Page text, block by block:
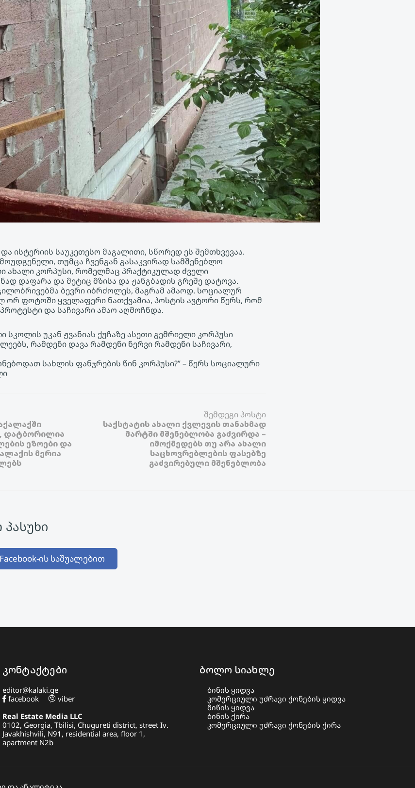
ისტერიის საუკეთესო მაგალითი, სწორედ ეს შემთხვევაა.
თუმცა ჩვენგან გასაკვირად სამშენებლო
ახალი კორპუსი, რომელმაც პრაქტიკულად ძველი
დაფარა და მეტიც მზისა და ჟანგბადის გრეშე დატოვა.
ბევრი იბრძოლეს, მაგრამ ამაოდ. სოციალურ
ორ ფოტოში ყველაფერი ნათქვამია, პოსტის ავტორი წერს, რომ
და საჩივარი ამაო აღმოჩნდა.
სკოლის უკან ჟვანიას ქუჩაზე ასეთი გემრიელი კორპუსი
რამდენი დავა რამდენი ნერვი რამდენი საჩივარი,
სახლის ფანჯრების წინ კორპუსი?” – წერს სოციალური
დატბორილია
ეზოები და
მერია
შემდეგი პოსტი
საქსტატის ახალი ქვლევის თანახმად
მარტში მშენებლობა გაძვირდა –
იმოქმედებს თუ არა ახალი
საცხოვრებლების ფასებზე
გაძვირებული მშენებლობა
ის საშუალებით
კონტაქტები
editor@kalaki.ge
facebook
viber
Real Estate Media LLC
0102, Georgia, Tbilisi, Chugureti district, street Iv.
Javakhishvili, N91, residential area, floor 1,
apartment N2b
ბოლო სიახლე
ბინის ყიდვა
კომერციული უძრავი ქონების ყიდვა
მიწის ყიდვა
ბინის ქირა
კომერციული უძრავი ქონების ქირა